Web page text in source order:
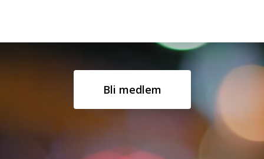
Bli medlem